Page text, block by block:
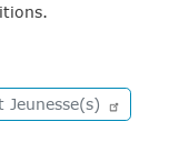
Jeunesse(s)